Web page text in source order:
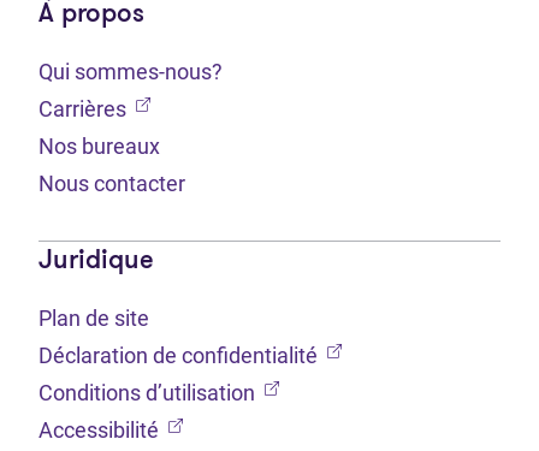
À propos
Qui sommes-nous?
Carrières (Ouvre dans un nouvel onglet)
Nos bureaux
Nous contacter
Juridique
Plan de site
Déclaration de confidentialité (Ouvre dans un
Conditions d’utilisation (Ouvre dans un nouvel
Accessibilité (Ouvre dans un nouvel onglet)